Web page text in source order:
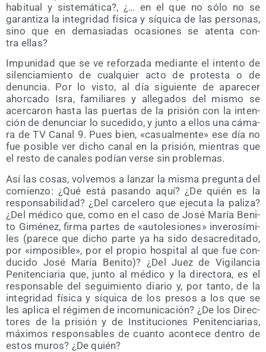
habi­tual y sis­te­má­ti­ca?, ¿… en el que no sólo no se
garan­ti­za la inte­gri­dad físi­ca y síqui­ca de las per­so­nas,
sino que en dema­sia­das oca­sio­nes se aten­ta con­
tra ellas?
Impu­ni­dad que se ve refor­za­da median­te el inten­to de
silen­cia­mien­to de cual­quier acto de pro­tes­ta o de
denun­cia. Por lo vis­to, al día siguien­te de apa­re­cer
ahor­ca­do Isra, fami­lia­res y alle­ga­dos del mis­mo se
acer­ca­ron has­ta las puer­tas de la pri­sión con la inten­
ción de denun­ciar lo suce­di­do, y jun­to a ellos una cáma­
ra de TV Canal 9. Pues bien, «casual­men­te» ese día no
fue posi­ble ver dicho canal en la pri­sión, mien­tras que
el res­to de cana­les podían ver­se sin problemas.
Así las cosas, vol­ve­mos a lan­zar la mis­ma pre­gun­ta del
comien­zo: ¿Qué está pasan­do aquí? ¿De quién es la
res­pon­sa­bi­li­dad? ¿Del car­ce­le­ro que eje­cu­ta la pali­za?
¿Del médi­co que, como en el caso de José María Beni­
to Gimé­nez, fir­ma par­tes de «auto­le­sio­nes» inve­ro­sí­mi­
les (pare­ce que dicho par­te ya ha sido des­acre­di­ta­do,
por «impo­si­ble», por el pro­pio hos­pi­tal al que fue con­
du­ci­do José María Beni­to)? ¿Del Juez de Vigi­lan­cia
Peni­ten­cia­ria que, jun­to al médi­co y la direc­to­ra, es el
res­pon­sa­ble del segui­mien­to dia­rio y, por tan­to, de la
inte­gri­dad físi­ca y síqui­ca de los pre­sos a los que se
les apli­ca el régi­men de inco­mu­ni­ca­ción? ¿De los Direc­
to­res de la pri­sión y de Ins­ti­tu­cio­nes Peni­ten­cia­rias,
máxi­mos res­pon­sa­bles de cuan­to acon­te­ce den­tro de
estos muros? ¿De quién?